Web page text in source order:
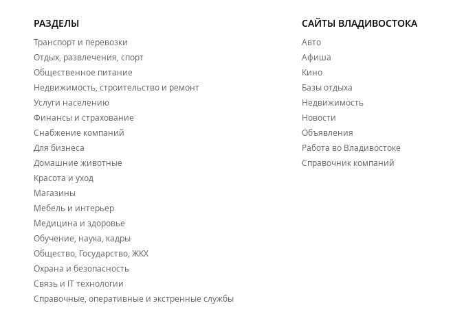
РАЗДЕЛЫ
Транспорт и перевозки
Отдых, развлечения, спорт
Общественное питание
Недвижимость, строительство и ремонт
Услуги населению
Финансы и страхование
Снабжение компаний
Для бизнеса
Домашние животные
Красота и уход
Магазины
Мебель и интерьер
Медицина и здоровье
Обучение, наука, кадры
Общество, Государство, ЖКХ
Охрана и безопасность
Связь и IT технологии
Справочные, оперативные и экстренные службы
САЙТЫ ВЛАДИВОСТОКА
Авто
Афиша
Кино
Базы отдыха
Недвижимость
Новости
Объявления
Работа во Владивостоке
Справочник компаний